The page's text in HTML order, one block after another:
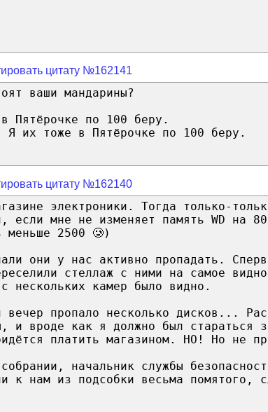
цитату №162141
ваши мандарины?
Пятёрочке по 100 беру.
их тоже в Пятёрочке по 100 беру.
цитату №162140
электроники. Тогда только-
если мне не изменяет память WD на
меньше 2500 🥲)
они у нас активно пропадать.
стеллаж с ними на самое
нескольких камер было видно.
вечер пропало несколько дисков...
и вроде как я должно был стараться
платить магазином. НО! Но не
начальник службы
к нам из подсобки весьма помятого,